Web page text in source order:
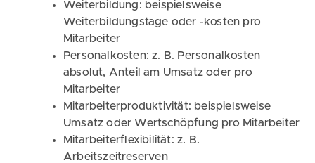
Weiterbildung: beispielsweise
Weiterbildungstage oder -kosten pro
Mitarbeiter
Personalkosten: z. B. Personalkosten
absolut, Anteil am Umsatz oder pro
Mitarbeiter
Mitarbeiterproduktivität: beispielsweise
Umsatz oder Wertschöpfung pro Mitarbeiter
Mitarbeiterflexibilität: z. B.
Arbeitszeitreserven